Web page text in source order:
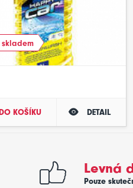
skladem
KOŠÍKU DETAIL
Levná
Pouze